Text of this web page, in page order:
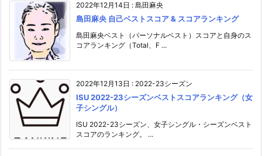
2022年12月14日 : 島田麻央
島田麻央 自己ベストスコア & スコアランキング
島田麻央ベスト（パーソナルベスト）スコアと自身のス
コアランキング（Total、F ...
2022年12月13日 : 2022-23シーズン
ISU 2022-23シーズンベストスコアランキング（女
子シングル）
ISU 2022-23シーズン、女子シングル・シーズンベスト
スコアのランキング。 ...